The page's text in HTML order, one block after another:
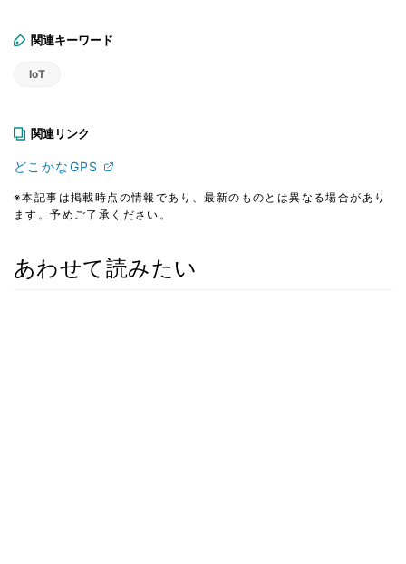
関連キーワード
IoT
関連リンク
どこかなGPS
※本記事は掲載時点の情報であり、最新のものとは異なる場合があり
ます。予めご了承ください。
あわせて読みたい